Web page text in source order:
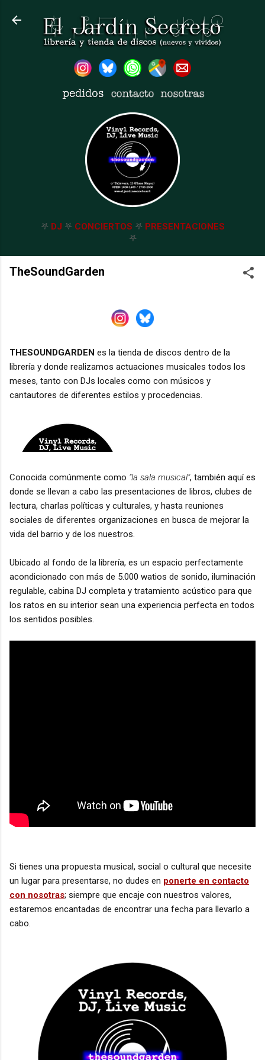
Ir al contenido principal
𖤐 DJ 𖤐 CONCIERTOS 𖤐 PRESENTACIONES
𖤐
TheSoundGarden
THESOUNDGARDEN es la tienda de discos dentro de la
librería y donde realizamos actuaciones musicales todos los
meses, tanto con DJs locales como con músicos y
cantautores de diferentes estilos y procedencias.
Conocida comúnmente como "la sala musical", también aquí es
donde se llevan a cabo las presentaciones de libros, clubes de
lectura, charlas políticas y culturales, y hasta reuniones
sociales de diferentes organizaciones en busca de mejorar la
vida del barrio y de los nuestros.
Ubicado al fondo de la librería, es un espacio perfectamente
acondicionado con más de 5.000 watios de sonido, iluminación
regulable, cabina DJ completa y tratamiento acústico para que
los ratos en su interior sean una experiencia perfecta en todos
los sentidos posibles.
Si tienes una propuesta musical, social o cultural que necesite
un lugar para presentarse, no dudes en ponerte en contacto
con nosotras; siempre que encaje con nuestros valores,
estaremos encantadas de encontrar una fecha para llevarlo a
cabo.